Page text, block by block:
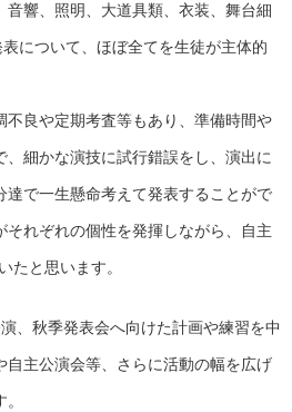
響、照明、大道具類、衣装、舞台細
について、ほぼ全てを生徒が主体的
不良や定期考査等もあり、準備時間や
細かな演技に試行錯誤をし、演出に
達で一生懸命考えて発表することがで
それぞれの個性を発揮しながら、自主
たと思います。
、秋季発表会へ向けた計画や練習を中
自主公演会等、さらに活動の幅を広げ